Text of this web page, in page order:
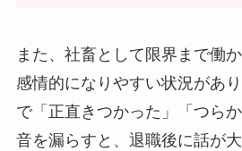
また、社畜として限界まで働
感情的になりやすい状況があ
で「正直きつかった」「つら
音を漏らすと、退職後に話が